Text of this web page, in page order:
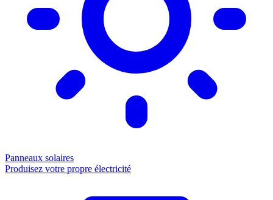
Panneaux solaires
Produisez votre propre électricité